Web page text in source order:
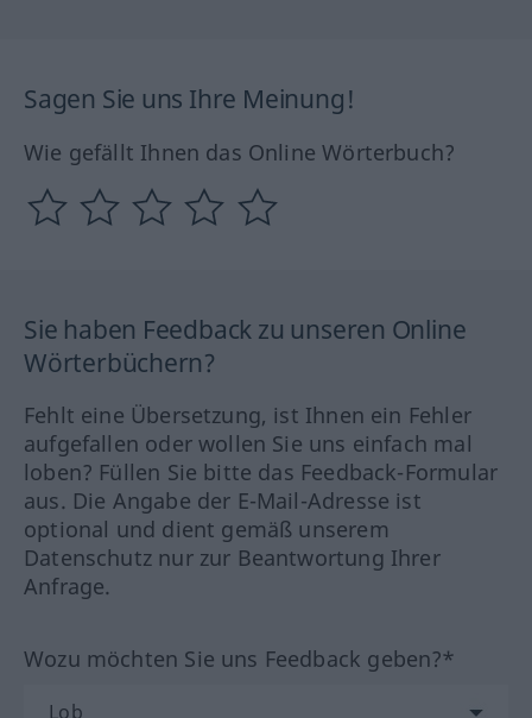
Sagen Sie uns Ihre Meinung!
Wie gefällt Ihnen das Online Wörterbuch?
Sie haben Feedback zu unseren Online
Wörterbüchern?
Fehlt eine Übersetzung, ist Ihnen ein Fehler
aufgefallen oder wollen Sie uns einfach mal
loben? Füllen Sie bitte das Feedback-Formular
aus. Die Angabe der E-Mail-Adresse ist
optional und dient gemäß unserem
Datenschutz nur zur Beantwortung Ihrer
Anfrage.
Wozu möchten Sie uns Feedback geben?*